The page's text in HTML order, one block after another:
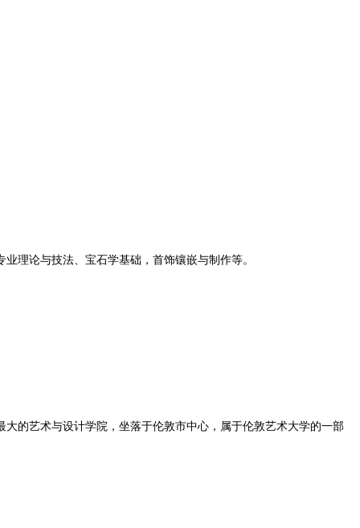
理论与技法、宝石学基础，首饰镶嵌与制作等。
的艺术与设计学院，坐落于伦敦市中心，属于伦敦艺术大学的一部